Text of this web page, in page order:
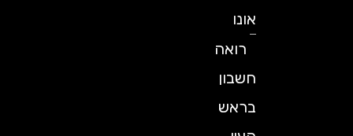
רואה
חשבון
בראש